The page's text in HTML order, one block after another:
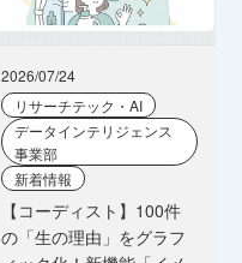
2026/07/24
リサーチテック・AI
データインテリジェンス
事業部
新着情報
【コーディスト】100件
の「生の理由」をグラフ